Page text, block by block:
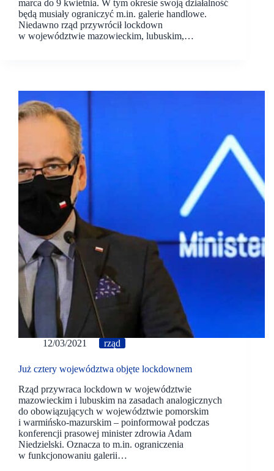
marca do 9 kwietnia. W tym okresie swoją działalność
będą musiały ograniczyć m.in. galerie handlowe.
Niedawno rząd przywrócił lockdown
w województwie mazowieckim, lubuskim,…
12/03/2021 rząd
Już cztery województwa objęte lockdownem
Rząd przywraca lockdown w województwie
mazowieckim i lubuskim na zasadach analogicznych
do obowiązujących w województwie pomorskim
i warmińsko-mazurskim – poinformował podczas
konferencji prasowej minister zdrowia Adam
Niedzielski. Oznacza to m.in. ograniczenia
w funkcjonowaniu galerii…